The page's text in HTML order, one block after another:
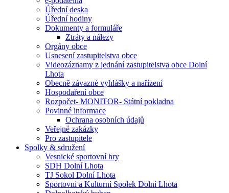
Úřední deska
Úřední hodiny
Dokumenty a formuláře
Ztráty a nálezy
Orgány obce
Usnesení zastupitelstva obce
Videozáznamy z jednání zastupitelstva obce Dolní
Lhota
Obecně závazné vyhlášky a nařízení
Hospodaření obce
Rozpočet- MONITOR- Státní pokladna
Povinné informace
Ochrana osobních údajů
Veřejné zakázky
Pro zastupitele
Spolky & sdružení
Vesnické sportovní hry
SDH Dolní Lhota
TJ Sokol Dolní Lhota
Sportovní a Kulturní Spolek Dolní Lhota